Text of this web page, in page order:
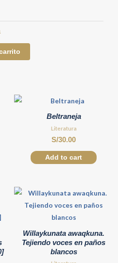
Beltraneja
Literatura
S/30.00
Add to cart
Willaykunata awaqkuna.
Tejiendo voces en paños
blancos